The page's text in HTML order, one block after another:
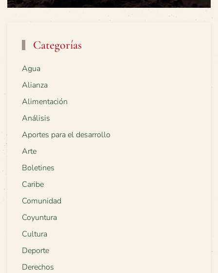
Categorías
Agua
Alianza
Alimentación
Análisis
Aportes para el desarrollo
Arte
Boletines
Caribe
Comunidad
Coyuntura
Cultura
Deporte
Derechos